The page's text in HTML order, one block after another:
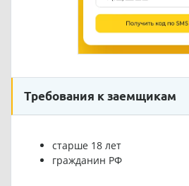
Требования к заемщикам
старше 18 лет
гражданин РФ